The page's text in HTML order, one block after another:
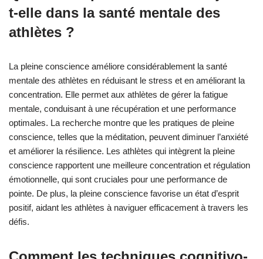
t-elle dans la santé mentale des
athlètes ?
La pleine conscience améliore considérablement la santé
mentale des athlètes en réduisant le stress et en améliorant la
concentration. Elle permet aux athlètes de gérer la fatigue
mentale, conduisant à une récupération et une performance
optimales. La recherche montre que les pratiques de pleine
conscience, telles que la méditation, peuvent diminuer l’anxiété
et améliorer la résilience. Les athlètes qui intègrent la pleine
conscience rapportent une meilleure concentration et régulation
émotionnelle, qui sont cruciales pour une performance de
pointe. De plus, la pleine conscience favorise un état d’esprit
positif, aidant les athlètes à naviguer efficacement à travers les
défis.